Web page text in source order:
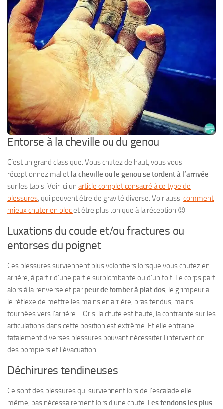
Entorse à la cheville ou du genou
C’est un grand classique. Vous chutez de haut, vous vous
réceptionnez mal et la cheville ou le genou se tordent à l’arrivée
sur les tapis. Voir ici un article complet consacré à ce type de
blessures, qui peuvent être de gravité diverse. Voir aussi comment
mieux chuter en blocet être plus tonique à la réception 😉
Luxations du coude et/ou fractures ou
entorses du poignet
Ces blessures surviennent plus volontiers lorsque vous chutez en
arrière, à partir d’une partie surplombante ou d’un toit. Le corps part
alors à la renverse et par peur de tomber à plat dos, le grimpeur a
le réflexe de mettre les mains en arrière, bras tendus, mains
tournées vers l’arrière… Or si la chute est haute, la contrainte sur les
articulations dans cette position est extrême. Et elle entraine
fatalement diverses blessures pouvant nécessiter l’intervention
des pompiers et l’évacuation.
Déchirures tendineuses
Ce sont des blessures qui surviennent lors de l’escalade elle-
même, pas nécessairement lors d’une chute. Les tendons les plus